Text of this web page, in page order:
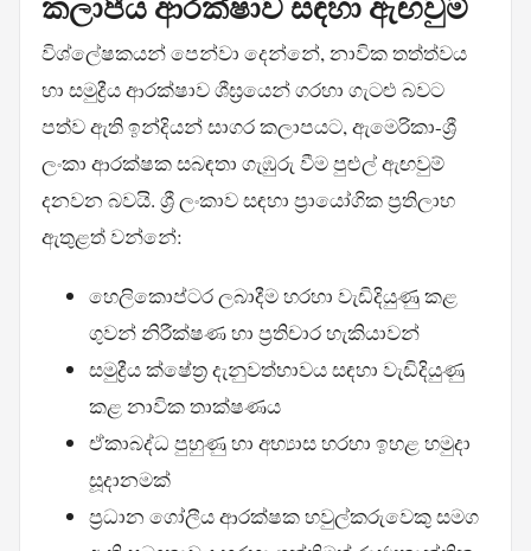
විශ්ලේෂකයන් පෙන්වා දෙන්නේ, නාවික තත්ත්වය
හා සමුද්‍රීය ආරක්ෂාව ශීඝ්‍රයෙන් ගරහා ගැටළු බවට
පත්ව ඇති ඉන්දියන් සාගර කලාපයට, ඇමෙරිකා-ශ්‍රී
ලංකා ආරක්ෂක සබඳතා ගැඹුරු වීම පුළුල් ඇඟවුම්
දනවන බවයි. ශ්‍රී ලංකාව සඳහා ප්‍රායෝගික ප්‍රතිලාභ
ඇතුළත් වන්නේ:
හෙලිකොප්ටර ලබාදීම හරහා වැඩිදියුණු කළ
ගුවන් නිරීක්ෂණ හා ප්‍රතිචාර හැකියාවන්
සමුද්‍රීය ක්ෂේත්‍ර දැනුවත්භාවය සඳහා වැඩිදියුණු
කළ නාවික තාක්ෂණය
ඒකාබද්ධ පුහුණු හා අභ්‍යාස හරහා ඉහළ හමුදා
සූදානමක්
ප්‍රධාන ගෝලීය ආරක්ෂක හවුල්කරුවෙකු සමග